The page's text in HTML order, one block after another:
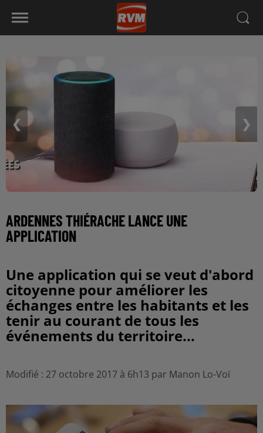
❮ ❯
ARDENNES THIÉRACHE LANCE UNE
APPLICATION
Une application qui se veut d'abord
citoyenne pour améliorer les
échanges entre les habitants et les
tenir au courant de tous les
événements du territoire...
Modifié : 27 octobre 2017 à 6h13 par Manon Lo-Voï